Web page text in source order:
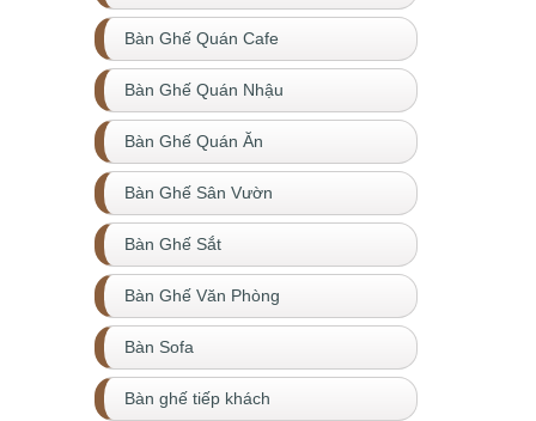
Bàn Ghế Quán Cafe
Bàn Ghế Quán Nhậu
Bàn Ghế Quán Ăn
Bàn Ghế Sân Vườn
Bàn Ghế Sắt
Bàn Ghế Văn Phòng
Bàn Sofa
Bàn ghế tiếp khách